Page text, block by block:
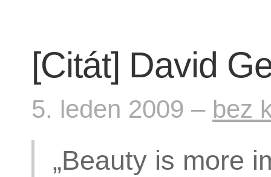
[Citát] David
5. leden 2009 – bez
„Beauty is more